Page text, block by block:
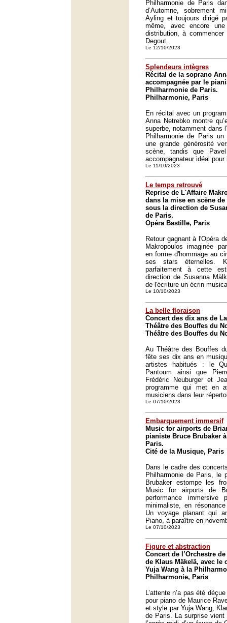
Philharmonie de Paris
d’Automne, sobrement
Ayling et toujours dirigé
même, avec encore
distribution, à
Degout.
Le 12/10/2023
Splendeurs intègres
Récital de la soprano
accompagnée par le
Philharmonie de Paris.
Philharmonie, Paris
En récital avec un
Anna Netrebko montre
superbe, notamment dans
Philharmonie de Paris
une grande générosité
scène, tandis que
accompagnateur idéal
Le 11/10/2023
Le temps retrouvé
Reprise de L'Affaire
dans la mise en scène
sous la direction de
de Paris.
Opéra Bastille, Paris
Retour gagnant à l'Opéra
Makropoulos imaginée
en forme d'hommage au
ses stars éternelles.
parfaitement à cette
direction de Susanna
de l'écriture un écrin
Le 10/10/2023
La belle floraison
Concert des dix ans de
Théâtre des Bouffes du
Théâtre des Bouffes du
Au Théâtre des Bouffes
fête ses dix ans en
artistes habitués : le
Pantoum ainsi que
Frédéric Neuburger et
programme qui met en
musiciens dans leur
Le 07/10/2023
Embarquement immersif
Music for airports de
pianiste Bruce Brubaker
Paris.
Cité de la Musique, Paris
Dans le cadre des
Philharmonie de Paris, le
Brubaker estompe les
Music for airports de
performance
minimaliste, en
Un voyage planant qui
Piano, à paraître en
Le 07/10/2023
Figure et abstraction
Concert de l’Orchestre
de Klaus Mäkelä, avec le
Yuja Wang à la
Philharmonie, Paris
L’attente n’a pas été
pour piano de Maurice
et style par Yuja Wang,
de Paris. La surprise vient